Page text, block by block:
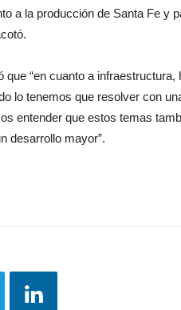
a la producción de Santa Fe y
que “en cuanto a
lo tenemos que resolver con
entender que estos temas
desarrollo mayor”.